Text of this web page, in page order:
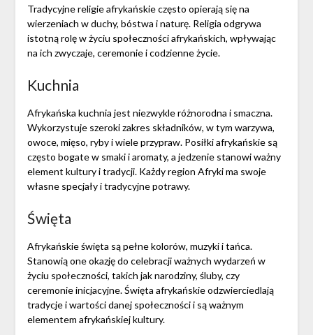
Tradycyjne religie afrykańskie często opierają się na
wierzeniach w duchy, bóstwa i naturę. Religia odgrywa
istotną rolę w życiu społeczności afrykańskich, wpływając
na ich zwyczaje, ceremonie i codzienne życie.
Kuchnia
Afrykańska kuchnia jest niezwykle różnorodna i smaczna.
Wykorzystuje szeroki zakres składników, w tym warzywa,
owoce, mięso, ryby i wiele przypraw. Posiłki afrykańskie są
często bogate w smaki i aromaty, a jedzenie stanowi ważny
element kultury i tradycji. Każdy region Afryki ma swoje
własne specjały i tradycyjne potrawy.
Święta
Afrykańskie święta są pełne kolorów, muzyki i tańca.
Stanowią one okazję do celebracji ważnych wydarzeń w
życiu społeczności, takich jak narodziny, śluby, czy
ceremonie inicjacyjne. Święta afrykańskie odzwierciedlają
tradycje i wartości danej społeczności i są ważnym
elementem afrykańskiej kultury.